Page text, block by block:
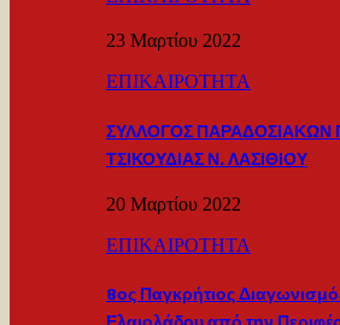
23 Μαρτίου 2022
ΕΠΙΚΑΙΡΟΤΗΤΑ
ΣΥΛΛΟΓΟΣ ΠΑΡΑΔΟΣΙΑΚΩΝ
ΤΣΙΚΟΥΔΙΑΣ Ν. ΛΑΣΙΘΙΟΥ
20 Μαρτίου 2022
ΕΠΙΚΑΙΡΟΤΗΤΑ
8ος Παγκρήτιος